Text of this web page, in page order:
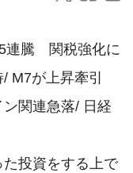
連騰　関税強化に
/ M7が上昇牽引
関連急落/ 日経
投資をする上で